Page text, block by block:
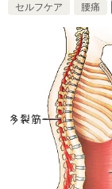
セルフケア 腰痛